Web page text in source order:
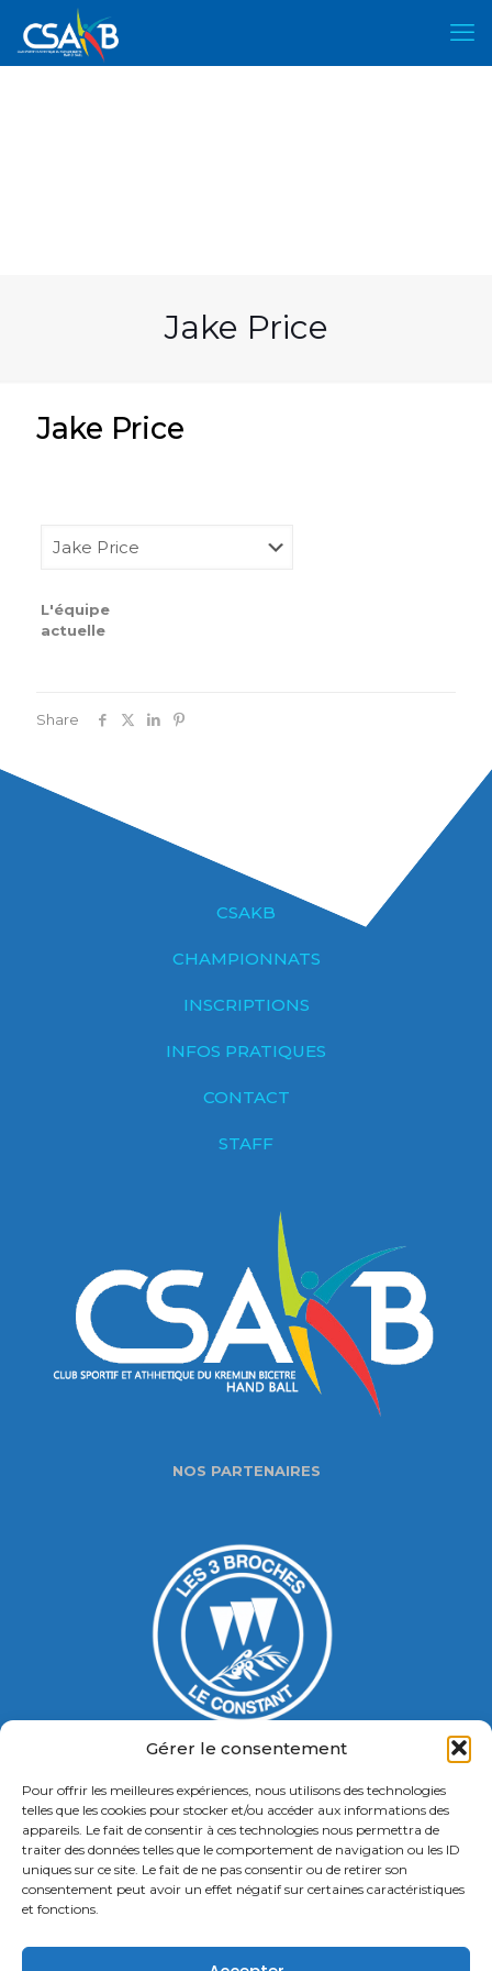
Gérer le consentement
Pour offrir les meilleures expériences, nous utilisons des technologies
telles que les cookies pour stocker et/ou accéder aux informations des
appareils. Le fait de consentir à ces technologies nous permettra de
traiter des données telles que le comportement de navigation ou les ID
uniques sur ce site. Le fait de ne pas consentir ou de retirer son
consentement peut avoir un effet négatif sur certaines caractéristiques
et fonctions.
Jake Price
Jake Price
L'équipe
actuelle
Share
CSAKB
CHAMPIONNATS
INSCRIPTIONS
INFOS PRATIQUES
CONTACT
STAFF
NOS PARTENAIRES
Gymnase Jacques Ducasse
5 Bd Chastenet de Géry
Contact : 01 46 58 49 88